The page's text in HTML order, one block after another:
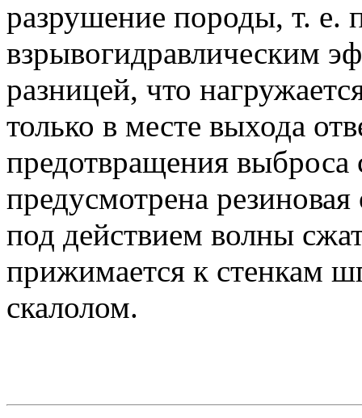
разрушение породы, т. е.
взрывогидравлическим
разницей, что
только в месте выхода
предотвращения выброса
предусмотрена
под действием волны
прижимается к стенкам
скалолом.